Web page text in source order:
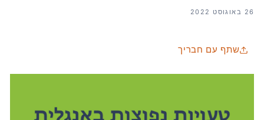
26 באוגוסט 2022
שתף עם חבריך